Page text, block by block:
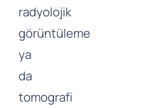
radyolojik
görüntüleme
ya
da
tomografi